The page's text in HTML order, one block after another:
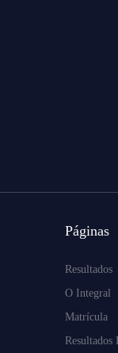
Páginas
Resultados
O Integral
Matrícula
Resultados